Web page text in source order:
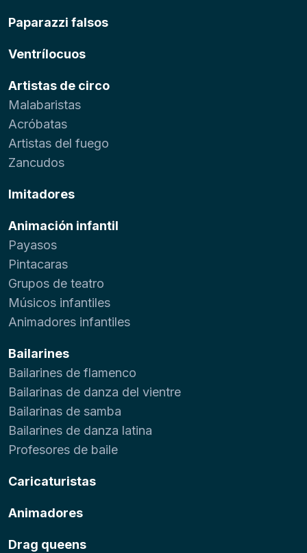
Paparazzi falsos
Ventrílocuos
Artistas de circo
Malabaristas
Acróbatas
Artistas del fuego
Zancudos
Imitadores
Animación infantil
Payasos
Pintacaras
Grupos de teatro
Músicos infantiles
Animadores infantiles
Bailarines
Bailarines de flamenco
Bailarinas de danza del vientre
Bailarinas de samba
Bailarines de danza latina
Profesores de baile
Caricaturistas
Animadores
Drag queens